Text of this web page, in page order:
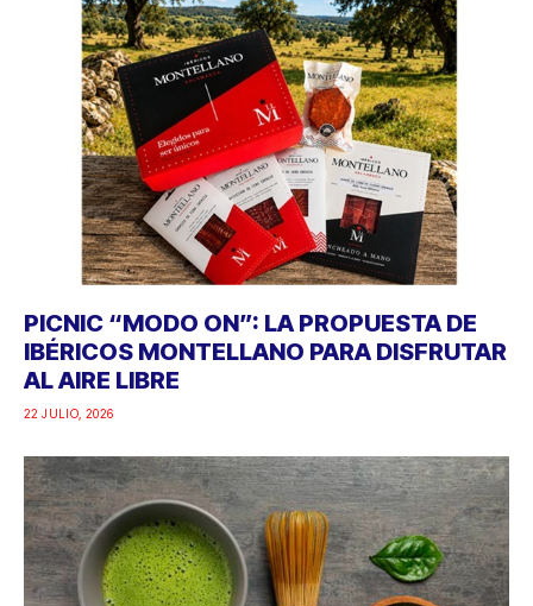
PICNIC “MODO ON”: LA PROPUESTA DE
IBÉRICOS MONTELLANO PARA DISFRUTAR
AL AIRE LIBRE
22 JULIO, 2026